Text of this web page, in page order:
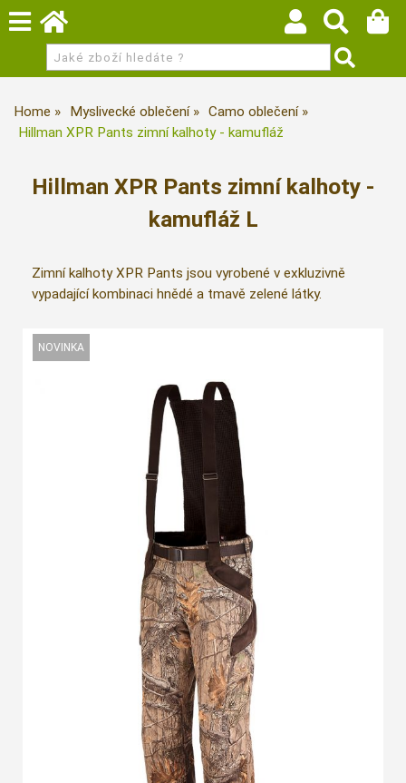
Home Myslivecké oblečení
Camo oblečení
Hillman XPR Pants zimní kalhoty - kamufláž
Hillman XPR Pants zimní kalhoty -
kamufláž L
Zimní kalhoty XPR Pants jsou vyrobené v exkluzivně
vypadající kombinaci hnědé a tmavě zelené látky.